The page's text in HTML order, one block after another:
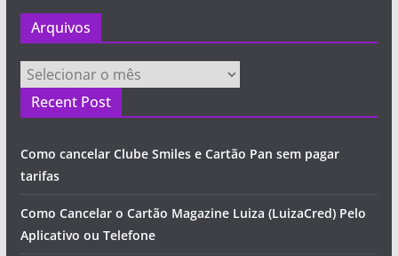
Arquivos
Arquivos
Recent Post
Como cancelar Clube Smiles e Cartão Pan sem pagar
tarifas
Como Cancelar o Cartão Magazine Luiza (LuizaCred) Pelo
Aplicativo ou Telefone